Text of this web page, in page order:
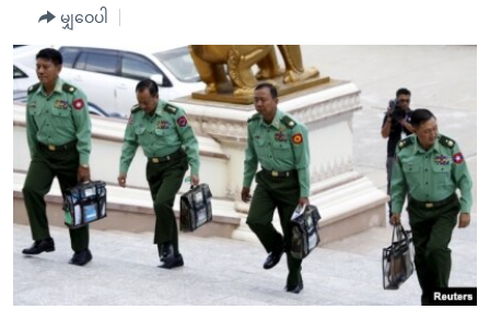
အကြောင်းအရာ
သို့
ကျော်
ကြည့်
ရန်
ပင်မ
အ
ညွန်း
စာမျက်နှာ
တရုတ်
အစ္စရေး-ပါလက်စတိုင်း
ရပ်ဝန်းတခု လမ်းတခု အလွန်
အင်္ဂလိပ်စာလေ့လာမယ်
အမေရိကန်သုံးအီဒီယံ
မကြေးမုံရဲ့ အင်္ဂလိပ်စာ
ရုပ်ရှင်ထဲက အင်္ဂလိပ်စာ
သုတပဒေသာ အင်္ဂလိပ်စာ
အပတ်စဉ်ကဏ္ဍများ
ရေဒီယို
တီဗွီ
ရေဒီယိုနှင့်ရုပ်သံ အချက်အလက်များ
ရေဒီယို/တီဗွီအစီအစဉ်
Learning English
မျှဝေပါ